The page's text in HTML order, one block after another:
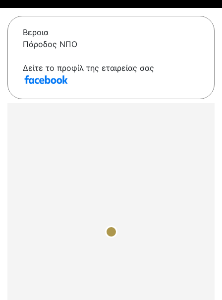
Βεροια
Πάροδος ΝΠΟ
Δείτε το προφίλ της εταιρείας σας